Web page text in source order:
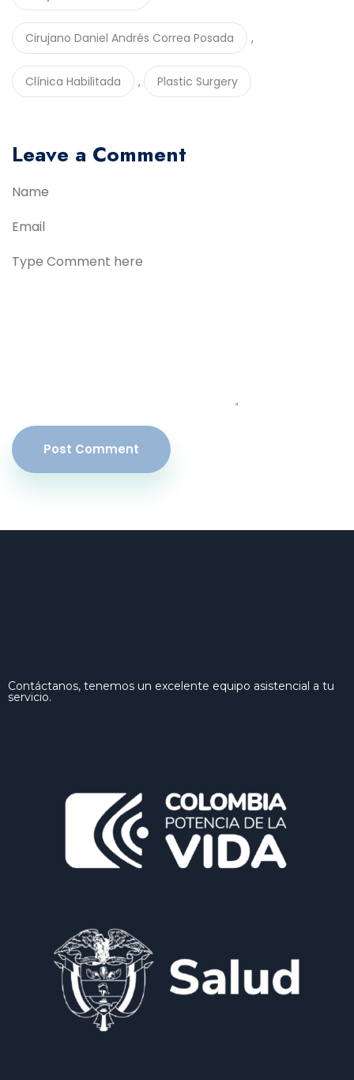
Cirujano Daniel Andrés Correa Posada ,
Clínica Habilitada , Plastic Surgery
Leave a Comment
Post Comment
Contáctanos, tenemos un excelente equipo asistencial a tu
servicio.